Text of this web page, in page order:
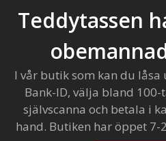
Teddytassen
I vår butik som kan du
Bank-ID, välja bland
självscanna och betala i
hand. Butiken har öppet 7-